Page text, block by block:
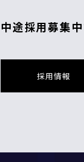
中途採用募集
採用情報